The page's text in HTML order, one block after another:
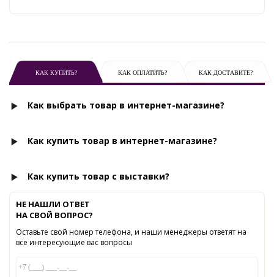
КАК КУПИТЬ? КАК ОПЛАТИТЬ? КАК ДОСТАВИТЕ?
Как выбрать товар в интернет-магазине?
Как купить товар в интернет-магазине?
Как купить товар с выставки?
НЕ НАШЛИ ОТВЕТ
НА СВОЙ ВОПРОС?
Оставьте свой номер телефона, и наши менеджеры ответят на
все интересующие вас вопросы